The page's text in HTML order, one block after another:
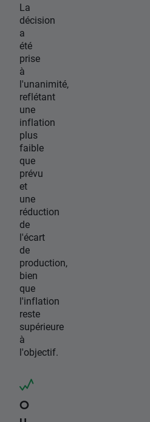
La
décision
a
été
prise
à
l'unanimité,
reflétant
une
inflation
plus
faible
que
prévu
et
une
réduction
de
l'écart
de
production,
bien
que
l'inflation
reste
supérieure
à
l'objectif.
O